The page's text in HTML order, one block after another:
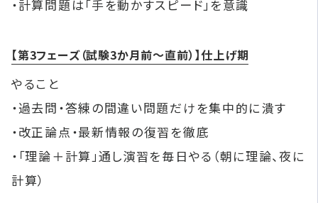
・計算問題は「手を動かすスピード」を意識
【第3フェーズ（試験3か月前～直前）】仕上げ期
やること
・過去問・答練の間違い問題だけを集中的に潰す
・改正論点・最新情報の復習を徹底
・「理論＋計算」通し演習を毎日やる（朝に理論、夜に
計算）